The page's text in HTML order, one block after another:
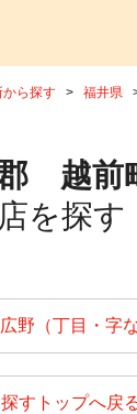
から探す 福井県
越前
を探す
野（丁目・字
すトップへ戻